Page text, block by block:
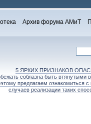
Архив форума АМиТ
5 ЯРКИХ ПРИЗНАКОВ
соблазна быть втянутыми
предлагаем ознакомиться
случаев реализации таких